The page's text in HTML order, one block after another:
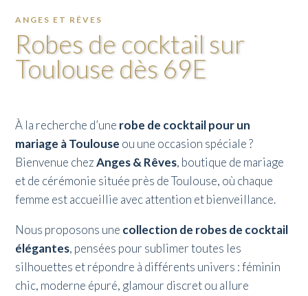
ANGES ET RÊVES
Robes de cocktail sur
Toulouse dès 69E
À la recherche d’une robe de cocktail pour un
mariage à Toulouse ou une occasion spéciale ?
Bienvenue chezAnges & Rêves, boutique de mariage
et de cérémonie située près de Toulouse, où chaque
femme est accueillie avec attention et bienveillance.
Nous proposons une collection de robes de cocktail
élégantes, pensées pour sublimer toutes les
silhouettes et répondre à différents univers : féminin
chic, moderne épuré, glamour discret ou allure